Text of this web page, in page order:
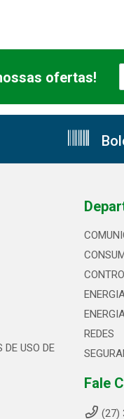
ofertas!
DE USO DE
REDES
Fale
(27)